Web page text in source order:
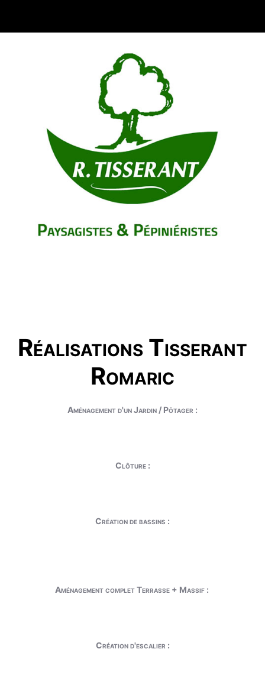
Réalisations Tisserant
Romaric
Aménagement d'un Jardin / Pôtager :
Clôture :
Création de bassins :
Aménagement complet Terrasse + Massif :
Création d'escalier :